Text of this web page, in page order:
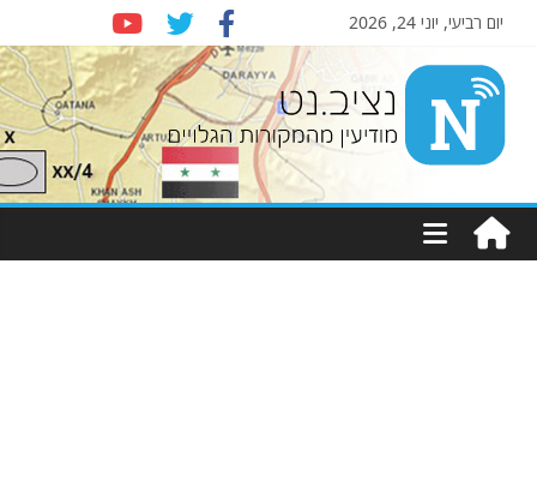
יום רביעי, יוני 24, 2026
Nziv.net
מודיעין
מהמקורות